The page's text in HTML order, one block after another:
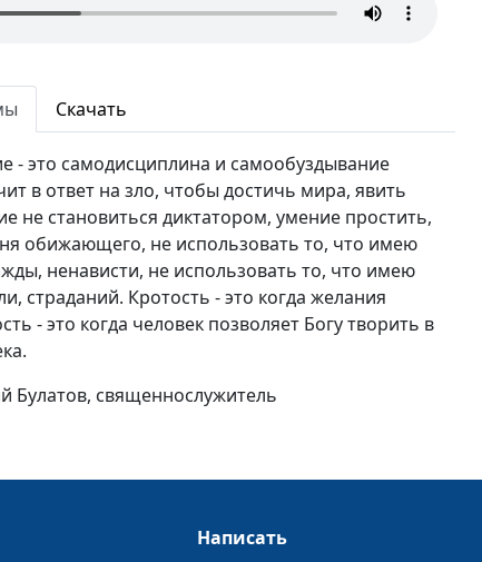
Скачать
- это самодисциплина и самообуздывание
в ответ на зло, чтобы достичь мира, явить
не становиться диктатором, умение простить,
обижающего, не использовать то, что имею
ненависти, не использовать то, что имею
страданий. Кротость - это когда желания
- это когда человек позволяет Богу творить в
Булатов, священнослужитель
Написать